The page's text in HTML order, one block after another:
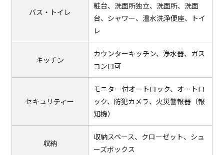
バス・トイレ
粧台、洗面所独立、洗面所、洗面
台、シャワー、温水洗浄便座、トイ
レ
キッチン
カウンターキッチン、浄水器、ガス
コンロ可
セキュリティー
モニター付オートロック、オートロ
ック、防犯カメラ、火災警報器（報
知機）
収納
収納スペース、クローゼット、シュ
ーズボックス